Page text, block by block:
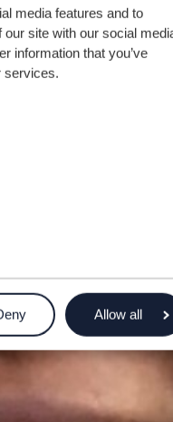
media features and to
site with our social
information that you’ve
services.
Allow all